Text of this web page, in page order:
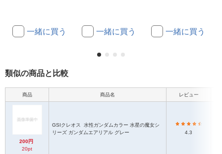
一緒に買う 一緒に買う 一緒に買う
類似の商品と比較
商品 商品名 レビュー
200円
20pt
GSIクレオス
リーズ ガンダムエアリアル グレー
4.3